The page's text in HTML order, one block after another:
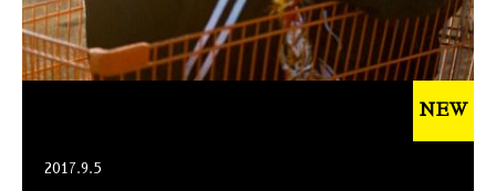
2017.9.5
NEW